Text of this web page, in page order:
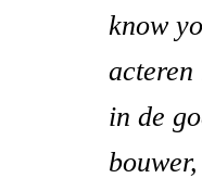
know
acteren
in de